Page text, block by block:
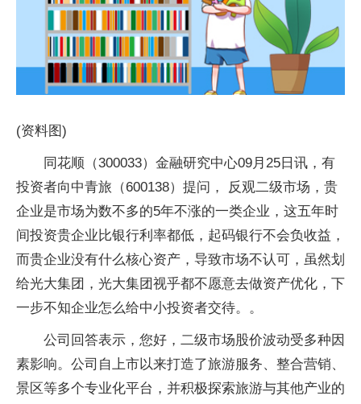
(资料图)
同花顺（300033）金融研究中心09月25日讯，有
投资者向中青旅（600138）提问， 反观二级市场，贵
企业是市场为数不多的5年不涨的一类企业，这五年时
间投资贵企业比银行利率都低，起码银行不会负收益，
而贵企业没有什么核心资产，导致市场不认可，虽然划
给光大集团，光大集团视乎都不愿意去做资产优化，下
一步不知企业怎么给中小投资者交待。。
公司回答表示，您好，二级市场股价波动受多种因
素影响。公司自上市以来打造了旅游服务、整合营销、
景区等多个专业化平台，并积极探索旅游与其他产业的